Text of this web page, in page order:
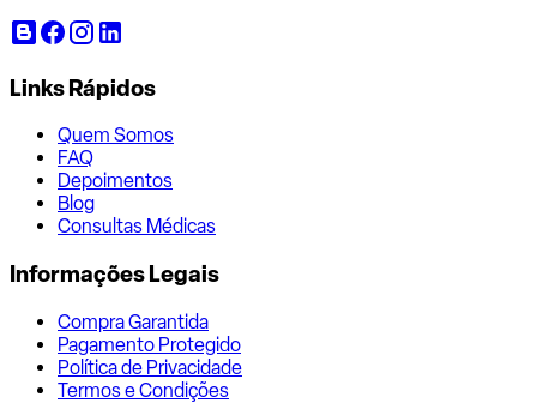
Links Rápidos
Quem Somos
FAQ
Depoimentos
Blog
Consultas Médicas
Informações Legais
Compra Garantida
Pagamento Protegido
Política de Privacidade
Termos e Condições